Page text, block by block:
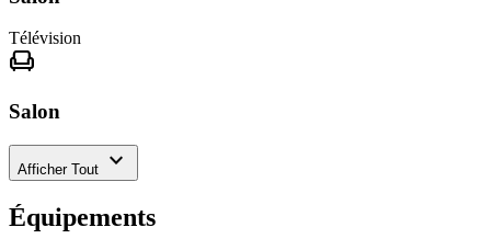
Télévision
chair
Salon
Afficher Tout expand_more
Équipements